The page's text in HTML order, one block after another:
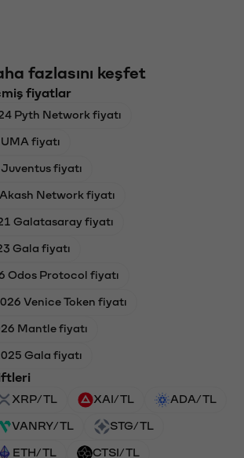
fazlasını keşfet
fiyatlar
Pyth Network fiyatı
fiyatı
fiyatı
Network fiyatı
Galatasaray fiyatı
Gala fiyatı
Odos Protocol fiyatı
Venice Token fiyatı
Mantle fiyatı
Gala fiyatı
XRP/TL XAI/TL ADA/TL
VANRY/TL STG/TL
ETH/TL CTSI/TL